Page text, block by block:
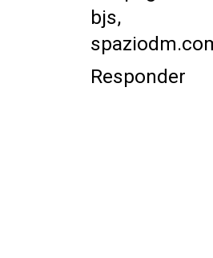
bjs,
Responder